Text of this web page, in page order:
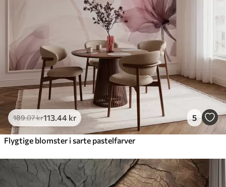
189.07kr113 .44 kr 5
Flygtige blomster i sarte pastelfarver